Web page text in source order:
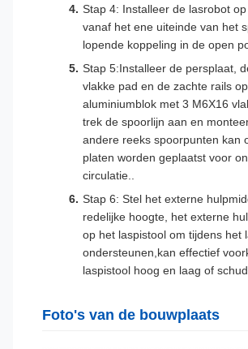
Stap 4: Installeer de lasrobot
vanaf het ene uiteinde van het
lopende koppeling in de open
Stap 5:Installeer de persplaat,
vlakke pad en de zachte rails
aluminiumblok met 3 M6X16
trek de spoorlijn aan en
andere reeks spoorpunten kan
platen worden geplaatst voor
circulatie..
Stap 6: Stel het externe
redelijke hoogte, het externe
op het laspistool om tijdens het
ondersteunen,kan effectief
laspistool hoog en laag of
Foto's van de bouwplaats